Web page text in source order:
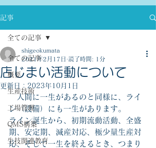
記事
全ての記事
概要
生産技術
工場管理
QMS構築
生技関連教育
全ての記事
店じまい活動について
shigeokumata
2021年2月17日
読了時間: 1分
更新日： 2023年10月1日
人間に一生があるのと同様に、ライ
ン（設備）にも一生があります。
ライン誕生から、初期流動活動、全盛
期、安定期、減産対応、極少量生産対
応、そして一生を終えるとき、つまり